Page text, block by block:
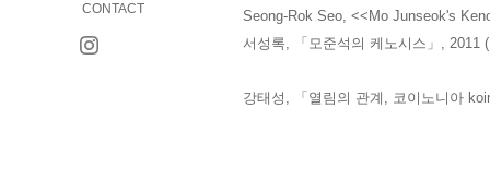
Seong-Rok Seo, <<Mo Junseok's
서성록, 「모준석의 케노시스」, 2011
강태성, 「열림의 관계, 코이노니아
CONTACT